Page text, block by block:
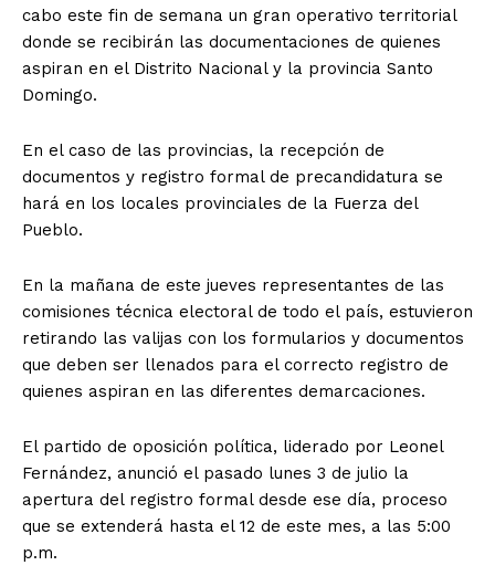
cabo este fin de semana un gran operativo territorial
donde se recibirán las documentaciones de quienes
aspiran en el Distrito Nacional y la provincia Santo
Domingo.
En el caso de las provincias, la recepción de
documentos y registro formal de precandidatura se
hará en los locales provinciales de la Fuerza del
Pueblo.
En la mañana de este jueves representantes de las
comisiones técnica electoral de todo el país, estuvieron
retirando las valijas con los formularios y documentos
que deben ser llenados para el correcto registro de
quienes aspiran en las diferentes demarcaciones.
El partido de oposición política, liderado por Leonel
Fernández, anunció el pasado lunes 3 de julio la
apertura del registro formal desde ese día, proceso
que se extenderá hasta el 12 de este mes, a las 5:00
p.m.